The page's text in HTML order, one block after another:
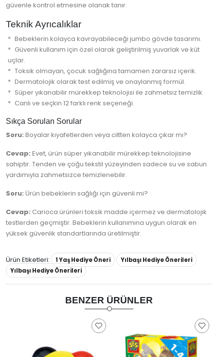
güvenle kontrol etmesine olanak tanır.
Teknik Ayrıcalıklar
Bebeklerin kolayca kavrayabileceği jumbo gövde tasarımı.
Güvenli kullanım için özel olarak geliştirilmiş yuvarlak ve küt
uçlar.
Toksik olmayan, çocuk sağlığına tamamen zararsız içerik.
Dermatolojik olarak test edilmiş ve onaylanmış formül.
Süper yıkanabilir mürekkep teknolojisi ile zahmetsiz temizlik.
Canlı ve seçkin 12 farklı renk seçeneği.
Sıkça Sorulan Sorular
Soru: Boyalar kıyafetlerden veya ciltten kolayca çıkar mı?
Cevap: Evet, ürün süper yıkanabilir mürekkep teknolojisine
sahiptir. Tenden ve çoğu tekstil yüzeyinden sadece su ve sabun
yardımıyla zahmetsizce temizlenebilir.
Soru: Ürün bebeklerin sağlığı için güvenli mi?
Cevap: Carioca ürünleri toksik madde içermez ve dermatolojik
testlerden geçmiştir. Bebeklerin kullanımına uygun olarak en
yüksek güvenlik standartlarında üretilmiştir.
Ürün Etiketleri: 1 Yaş Hediye Öneri
Yılbaşı Hediye Önerileri
Yılbaşı Hediye Önerileri
BENZER ÜRÜNLER